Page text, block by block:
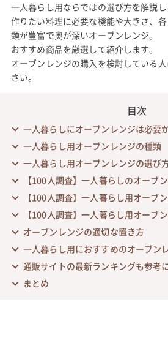
一人暮らし用ならではの選び方を解説し
作りたい料理に必要な機能や大きさ、
類が豊富で奥が深いオーブンレンジ。
おすすめ商品を厳選して紹介します。
オーブンレンジの購入を検討している
さい。
目次
一人暮らしにオーブンレンジは必要
一人暮らし用オーブンレンジの種類
一人暮らし用オーブンレンジの選び
【100人調査】一人暮らしのオーブ
【100人調査】一人暮らし用オーブ
【100人調査】一人暮らし用オーブ
オーブンレンジの適切な置き方
一人暮らし用におすすめのオーブン
通販サイトの最新ランキングも参考
まとめ